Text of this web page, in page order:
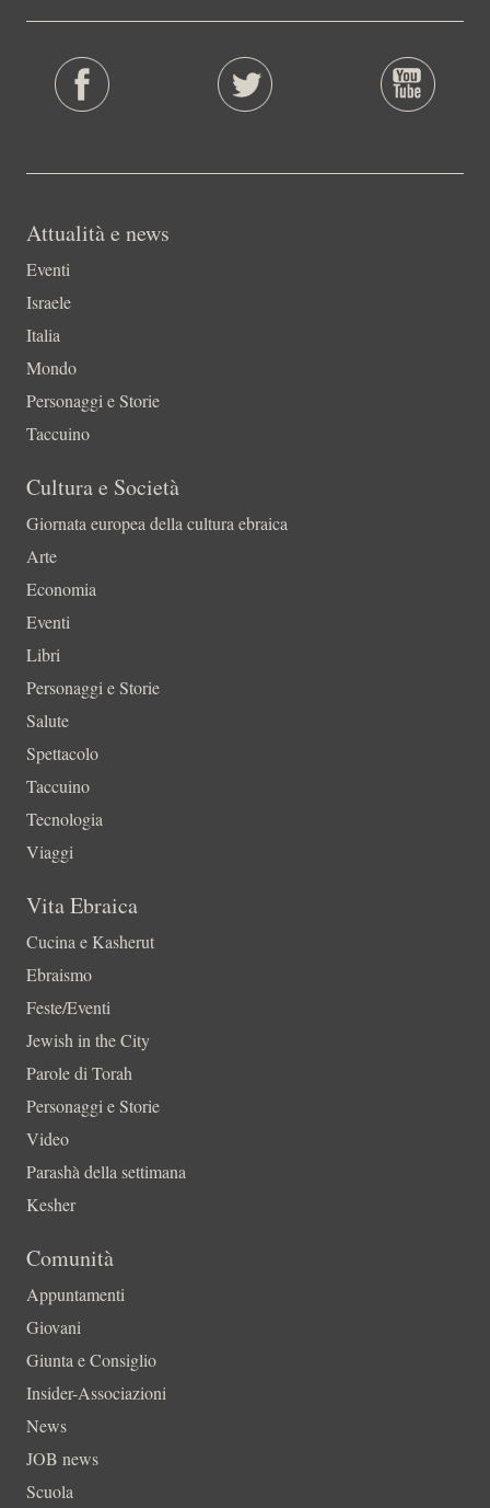
Attualità e news
Eventi
Israele
Italia
Mondo
Personaggi e Storie
Taccuino
Cultura e Società
Giornata europea della cultura ebraica
Arte
Economia
Eventi
Libri
Personaggi e Storie
Salute
Spettacolo
Taccuino
Tecnologia
Viaggi
Vita Ebraica
Cucina e Kasherut
Ebraismo
Feste/Eventi
Jewish in the City
Parole di Torah
Personaggi e Storie
Video
Parashà della settimana
Kesher
Comunità
Appuntamenti
Giovani
Giunta e Consiglio
Insider-Associazioni
News
JOB news
Scuola